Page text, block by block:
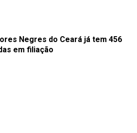
Negres do Ceará já tem 456
em filiação